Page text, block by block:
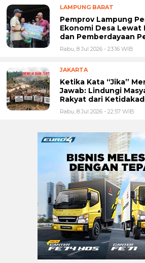
LAMPUNG BARAT
Pemprov Lampung
Ekonomi Desa Lewat
dan Pemberdayaan
Rabu, 8 Jul 2026 - 23:16 WIB
JAKARTA
Ketika Kata “Jika”
Jawab: Lindungi
Rakyat dari
Rabu, 8 Jul 2026 - 22:57 WIB